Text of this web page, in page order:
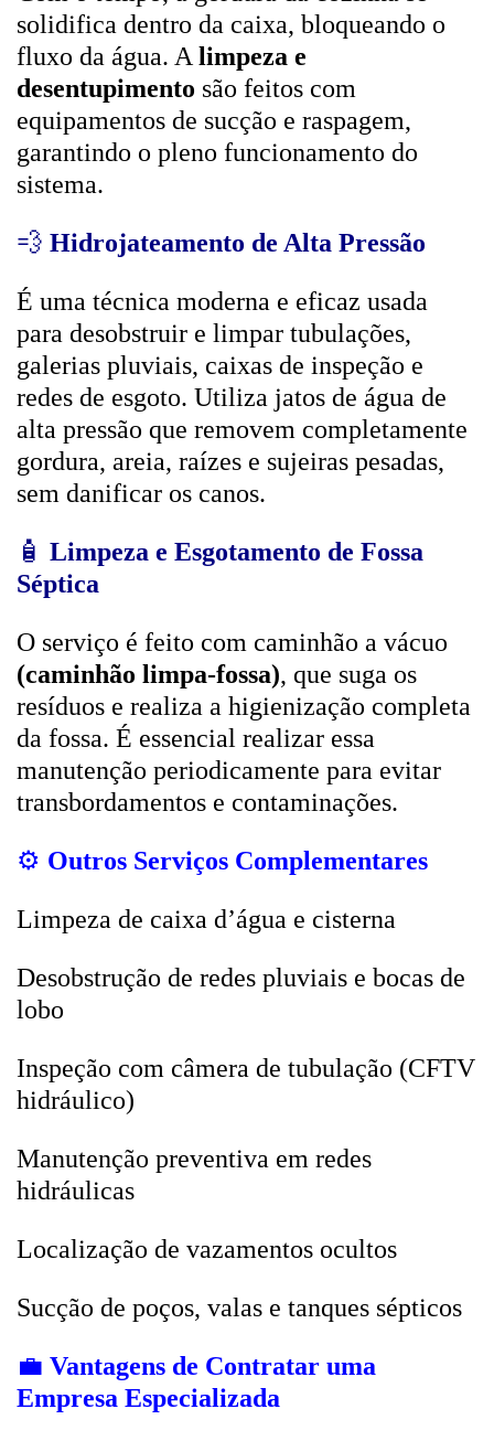
solidifica dentro da caixa, bloqueando o
fluxo da água. A limpeza e
desentupimento são feitos com
equipamentos de sucção e raspagem,
garantindo o pleno funcionamento do
sistema.
💨 Hidrojateamento de Alta Pressão
É uma técnica moderna e eficaz usada
para desobstruir e limpar tubulações,
galerias pluviais, caixas de inspeção e
redes de esgoto. Utiliza jatos de água de
alta pressão que removem completamente
gordura, areia, raízes e sujeiras pesadas,
sem danificar os canos.
🧴 Limpeza e Esgotamento de Fossa
Séptica
O serviço é feito com caminhão a vácuo
(caminhão limpa-fossa), que suga os
resíduos e realiza a higienização completa
da fossa. É essencial realizar essa
manutenção periodicamente para evitar
transbordamentos e contaminações.
⚙️ Outros Serviços Complementares
Limpeza de caixa d’água e cisterna
Desobstrução de redes pluviais e bocas de
lobo
Inspeção com câmera de tubulação (CFTV
hidráulico)
Manutenção preventiva em redes
hidráulicas
Localização de vazamentos ocultos
Sucção de poços, valas e tanques sépticos
💼 Vantagens de Contratar uma
Empresa Especializada